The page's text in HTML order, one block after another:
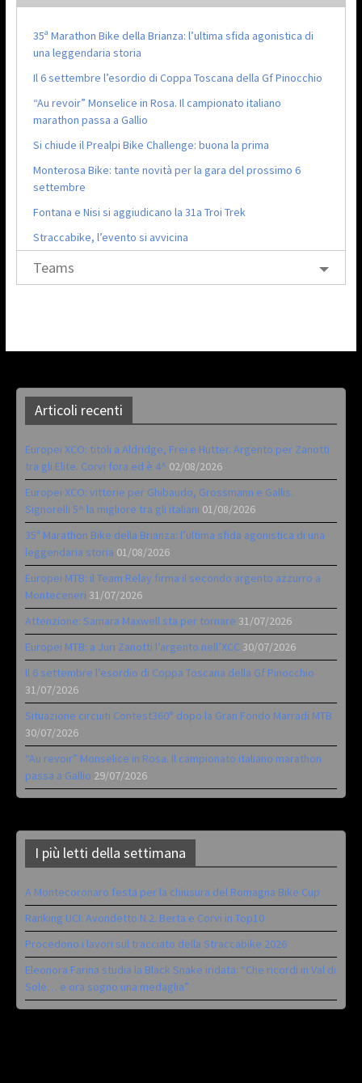
35ª Marathon Bike della Brianza: l’ultima sfida agonistica di
una leggendaria storia
Il 6 settembre l’esordio di Coppa Toscana della Gf Pinocchio
“Au revoir” Monselice in Rosa. Il campionato italiano
marathon passa a Gallio
Si chiude il Prealpi Bike Challenge: buona la prima
Monterosa Bike: tante novità per la gara del prossimo 6
settembre
Fontana e Nisi si aggiudicano la 31a Troi Trek
Straccabike, l’evento si avvicina
Teams
Articoli recenti
Europei XCO: titoli a Aldridge, Frei e Hutter. Argento per Zanotti
tra gli Elite. Corvi fora ed è 4^ 02/08/2026
Europei XCO: vittorie per Ghibaudo, Grossmann e Gallis.
Signorelli 5^ la migliore tra gli italiani 01/08/2026
35ª Marathon Bike della Brianza: l’ultima sfida agonistica di una
leggendaria storia 01/08/2026
Europei MTB: il Team Relay firma il secondo argento azzurro a
Monteceneri 31/07/2026
Attenzione: Samara Maxwell sta per tornare 31/07/2026
Europei MTB: a Juri Zanotti l’argento nell’XCC 30/07/2026
Il 6 settembre l’esordio di Coppa Toscana della Gf Pinocchio
31/07/2026
Situazione circuiti Contest360° dopo la Gran Fondo Marradi MTB
30/07/2026
“Au revoir” Monselice in Rosa. Il campionato italiano marathon
passa a Gallio 29/07/2026
I più letti della settimana
A Montecoronaro festa per la chiusura del Romagna Bike Cup
Ranking UCI: Avondetto N.2. Berta e Corvi in Top10
Procedono i lavori sul tracciato della Straccabike 2026
Eleonora Farina studia la Black Snake iridata: “Che ricordi in Val di
Sole… e ora sogno una medaglia”